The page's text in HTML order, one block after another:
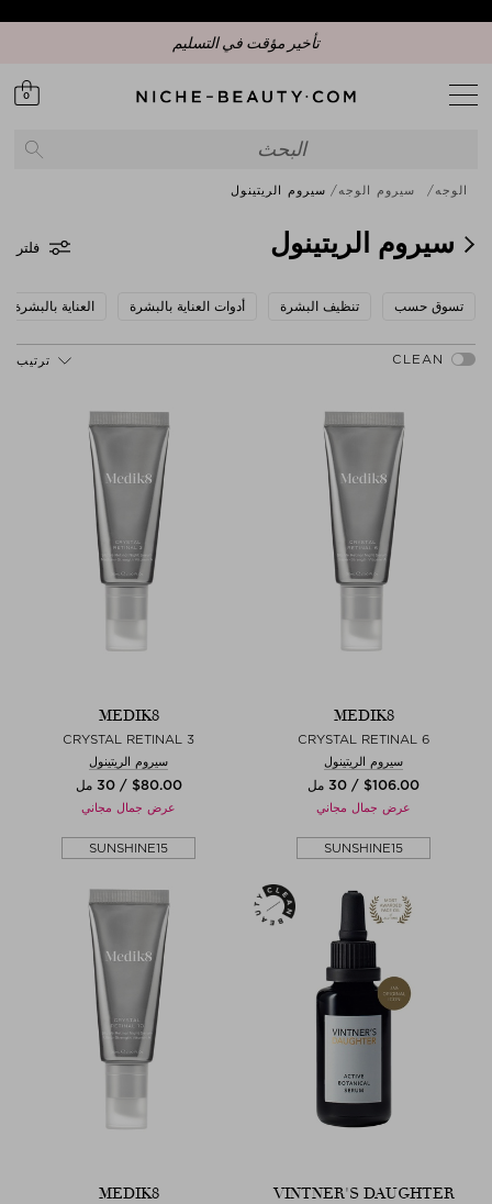
تأخير مؤقت في التسليم
0
الوجه سيروم الوجه سيروم الريتينول
سيروم الريتينول فلتر
تسوق حسب تنظيف البشرة أدوات العناية بالبشرة العناية بالبشرة
ترتيب
MEDIK8
CRYSTAL RETINAL 6
سيروم الريتينول
$‌106.00 / 30 مل
عرض جمال مجاني
SUNSHINE15
MEDIK8
CRYSTAL RETINAL 3
سيروم الريتينول
$‌80.00 / 30 مل
عرض جمال مجاني
SUNSHINE15
VINTNER'S DAUGHTER
MEDIK8